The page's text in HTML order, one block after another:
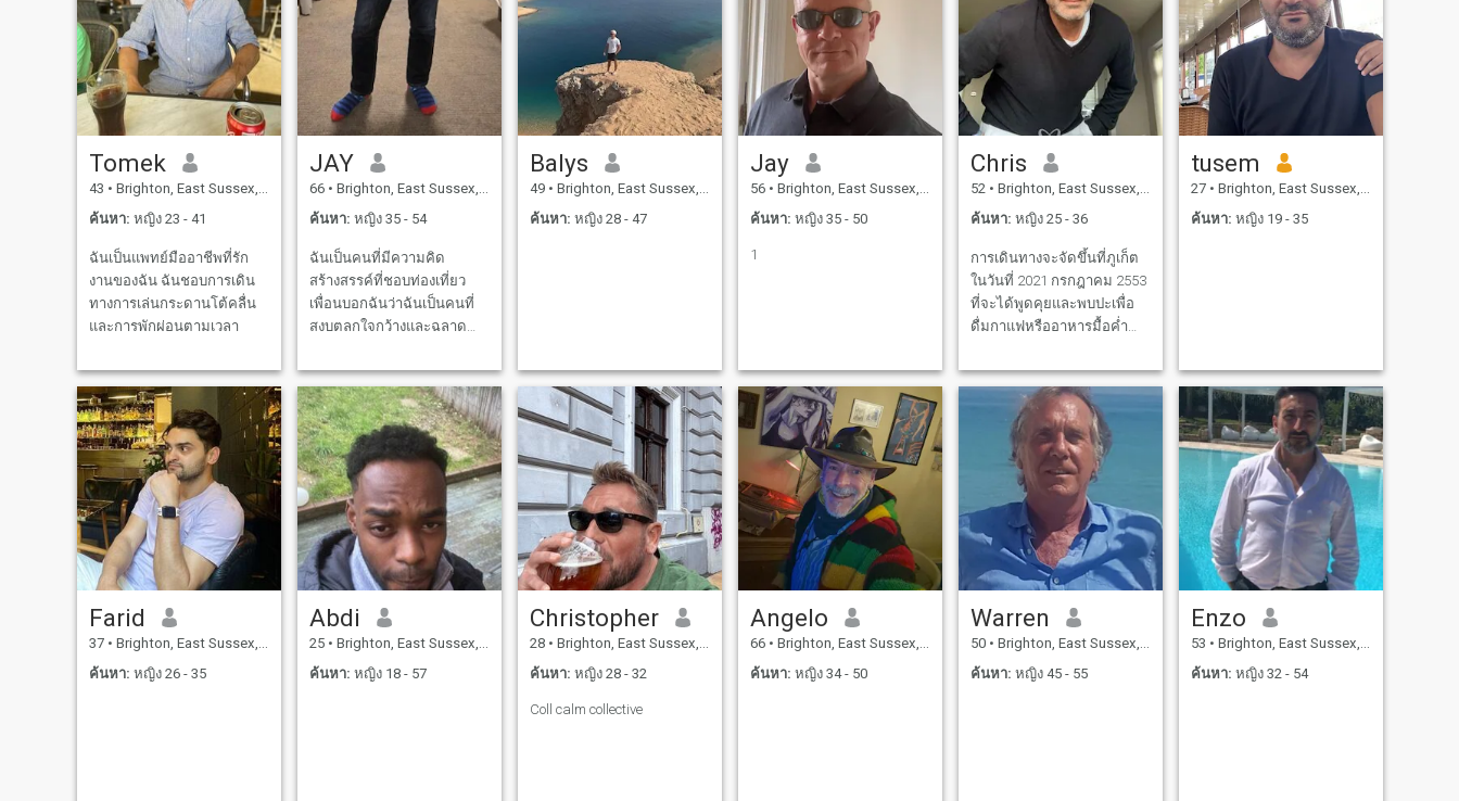
Tomek
43 • Brighton, East Sussex, อังกฤษ
ค้นหา: หญิง 23 - 41
ฉันเป็นแพทย์มืออาชีพที่รัก
งานของฉัน ฉันชอบการเดิน
ทางการเล่นกระดานโต้คลื่น
และการพักผ่อนตามเวลา
JAY
66 • Brighton, East Sussex, อังกฤษ
ค้นหา: หญิง 35 - 54
ฉันเป็นคนที่มีความคิด
สร้างสรรค์ที่ชอบท่องเที่ยว
เพื่อนบอกฉันว่าฉันเป็นคนที่
สงบตลกใจกว้างและฉลาด
คุณคิดยังไงหลังจากที่เราเจอ
กัน
Balys
49 • Brighton, East Sussex, อังกฤษ
ค้นหา: หญิง 28 - 47
Jay
56 • Brighton, East Sussex, อังกฤษ
ค้นหา: หญิง 35 - 50
1
Chris
52 • Brighton, East Sussex, อังกฤษ
ค้นหา: หญิง 25 - 36
การเดินทางจะจัดขึ้นที่ภูเก็ต
ในวันที่ 2021 กรกฎาคม 2553
ที่จะได้พูดคุยและพบปะเพื่อ
ดื่มกาแฟหรืออาหารมื้อค่ำ
tusem
27 • Brighton, East Sussex, อังกฤษ
ค้นหา: หญิง 19 - 35
Farid
37 • Brighton, East Sussex, อังกฤษ
ค้นหา: หญิง 26 - 35
Abdi
25 • Brighton, East Sussex, อังกฤษ
ค้นหา: หญิง 18 - 57
Christopher
28 • Brighton, East Sussex, อังกฤษ
ค้นหา: หญิง 28 - 32
Coll calm collective
Angelo
66 • Brighton, East Sussex, อังกฤษ
ค้นหา: หญิง 34 - 50
Warren
50 • Brighton, East Sussex, อังกฤษ
ค้นหา: หญิง 45 - 55
Enzo
53 • Brighton, East Sussex, อังกฤษ
ค้นหา: หญิง 32 - 54